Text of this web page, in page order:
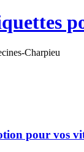
Charpieu
pour vos